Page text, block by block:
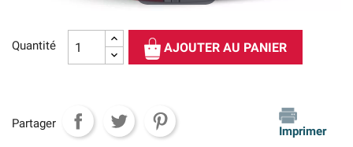
Quantité AJOUTER AU PANIER
Partager
Imprimer